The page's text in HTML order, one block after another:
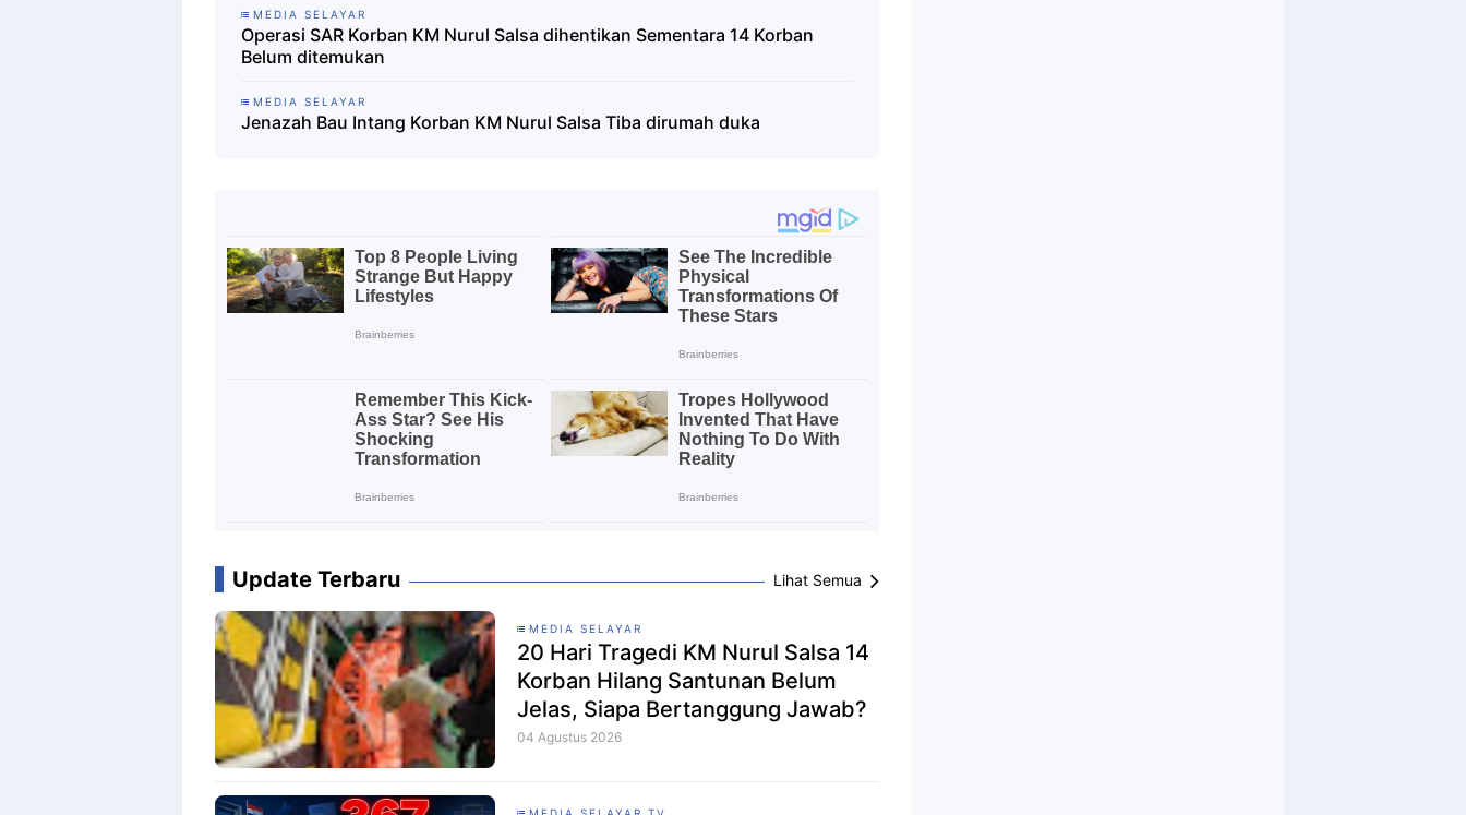
MEDIA SELAYAR
Operasi SAR Korban KM Nurul Salsa dihentikan Sementara 14 Korban
Belum ditemukan
MEDIA SELAYAR
Jenazah Bau Intang Korban KM Nurul Salsa Tiba dirumah duka
Update Terbaru Lihat Semua
MEDIA SELAYAR
20 Hari Tragedi KM Nurul Salsa 14
Korban Hilang Santunan Belum
Jelas, Siapa Bertanggung Jawab?
04 Agustus 2026